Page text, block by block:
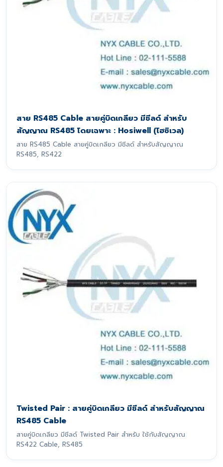
สาย RS485 Cable สายคู่บิดเกลียว มีชีลด์ สำหรับ
สัญญาณ RS485 โดยเฉพาะ : Hosiwell (โฮซิเวล)
สาย RS485 Cable สายคู่บิดเกลียว มีชีลด์ สำหรับสัญญาณ
RS485, RS422
Twisted Pair : สายคู่บิดเกลียว มีชีลด์ สำหรับสัญญาณ
RS485 Cable
สายคู่บิดเกลียว มีชีลด์ Twisted Pair สำหรับ ใช้กับสัญญาณ
RS422 Cable, RS485